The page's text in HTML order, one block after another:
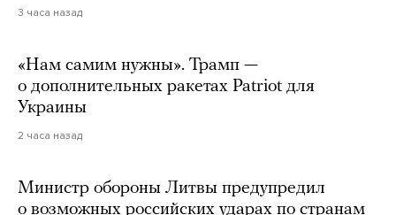
3 часа назад
«Нам самим нужны». Трамп —
о дополнительных ракетах Patriot для
Украины
2 часа назад
Министр обороны Литвы предупредил
о возможных российских ударах по странам